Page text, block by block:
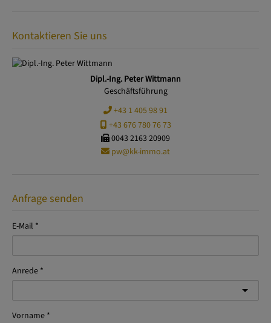
Kontaktieren Sie uns
Dipl.-Ing. Peter Wittmann
Geschäftsführung
+43 1 405 98 91
+43 676 780 76 73
0043 2163 20909
pw@kk-immo.at
Anfrage senden
E-Mail
Anrede
Vorname